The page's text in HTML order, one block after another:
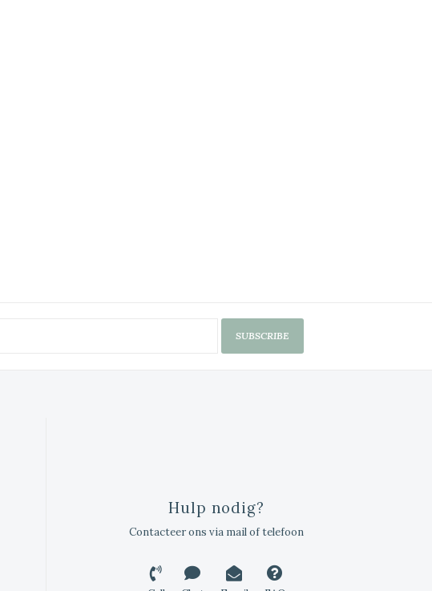
SUBSCRIBE
Hulp nodig?
Contacteer ons via mail of telefoon